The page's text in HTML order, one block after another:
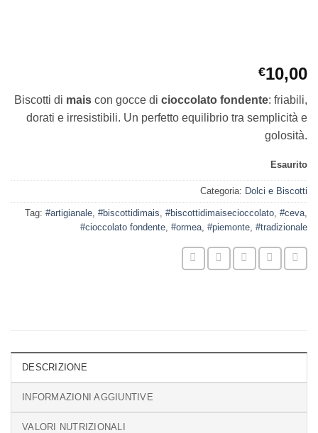
€10,00
Biscotti di mais con gocce di cioccolato fondente: friabili,
dorati e irresistibili. Un perfetto equilibrio tra semplicità e
golosità.
Esaurito
Categoria: Dolci e Biscotti
Tag: #artigianale #biscottidimais #biscottidimaisecioccolato #ceva
#cioccolato fondente #ormea #piemonte #tradizionale
DESCRIZIONE
INFORMAZIONI AGGIUNTIVE
VALORI NUTRIZIONALI